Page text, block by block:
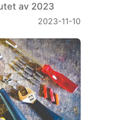
av 2023
2023-11-10